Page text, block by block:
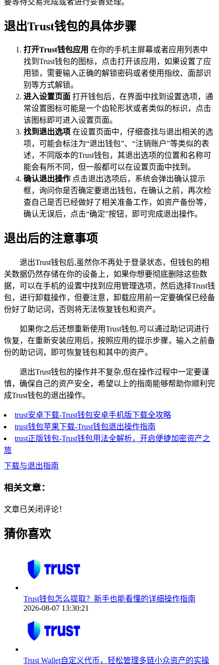
退出Trust钱包的具体步骤
打开Trust钱包应用 在你的手机主屏幕或者应用列表中
找到Trust钱包的图标，点击打开该应用，如果设置了应
用锁，需要输入正确的解锁密码或者使用指纹、面部识
别等方式解锁。
进入设置页面 打开钱包后，在界面中找到设置选项，通
常设置图标可能是一个齿轮形状或者类似的标识，点击
该图标即可进入设置页面。
找到退出选项 在设置页面中，仔细查找与退出相关的选
项，可能会标注为“退出钱包”、“注销账户”等类似的表
述，不同版本的Trust钱包，其退出选项的位置和名称可
能会有所不同，但一般都可以在设置页面中找到。
确认退出操作 点击退出选项后，系统会弹出确认提示
框，询问你是否确定要退出钱包，在确认之前，再次检
查自己是否已经做好了相关准备工作，如资产备份等，
确认无误后，点击“确定”按钮，即可完成退出操作。
退出后的注意事项
退出Trust钱包后,虽然你不再处于登录状态，但钱包的相
关数据仍然存储在你的设备上，如果你想要彻底删除这些数
据，可以在手机的设置中找到应用管理选项，然后选择Trust钱
包，进行卸载操作，但要注意，卸载应用前一定要确保已经备
份好了助记词，否则将无法恢复钱包和资产。
如果你之后还想重新使用Trust钱包,可以通过助记词进行
恢复，在重新安装应用后，按照应用的提示步骤，输入之前备
份的助记词，即可恢复钱包和其中的资产。
退出Trust钱包的操作并不复杂,但在操作过程中一定要谨
慎，确保自己的资产安全，希望以上的指南能够帮助你顺利完
成Trust钱包的退出操作。
trust安卓下载-Trust钱包安卓手机版下载全攻略
trust钱包苹果下载-Trust钱包退出操作指南
trust正版钱包-Trust钱包用法全解析，开启便捷加密资产之
旅
下载与退出指南
相关文章：
文章已关闭评论！
猜你喜欢
Trust钱包怎么提取？新手也能看懂的详细操作指南
2026-08-07 13:30:21
Trust Wallet自定义代币，轻松管理多链小众资产的实操